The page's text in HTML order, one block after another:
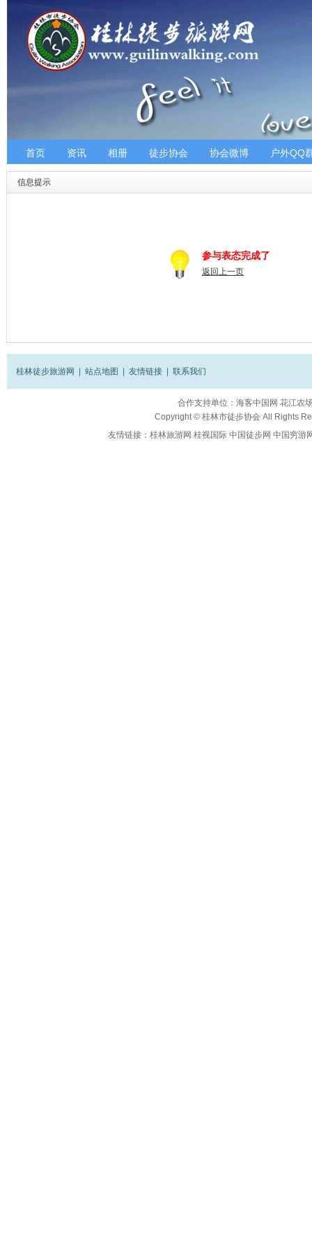
首页 资讯 相册 徒步协会 协会微博 户外QQ
信息提示
参与表态完成了
返回上一页
桂林徒步旅游网 站点地图 友情链接 联系我们
合作支持单位： 海客中国网 花江农
Copyright © 桂林市徒步协会All Rights
友情链接： 桂林旅游网 桂视国际 中国徒步网 中国穷游